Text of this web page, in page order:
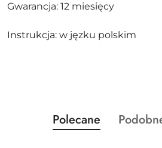
Gwarancja: 12 miesięcy
Instrukcja: w jęzku polskim
Pomiń karuzelę
Produkty
o
Polecane